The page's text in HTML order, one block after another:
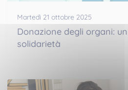
Martedì 21 ottobre 2025
Donazione degli organi:
solidarietà